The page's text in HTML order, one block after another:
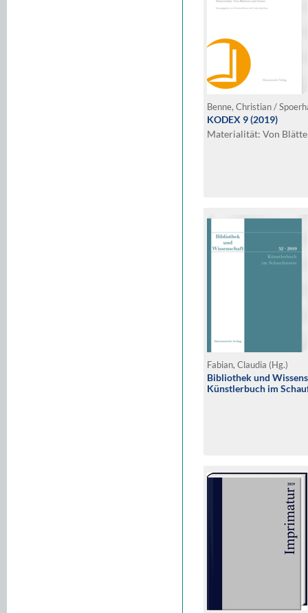
Benne, Christian /
KODEX 9 (2019)
Materialität: Von
Fabian, Claudia (Hg.)
Bibliothek und
Künstlerbuch im